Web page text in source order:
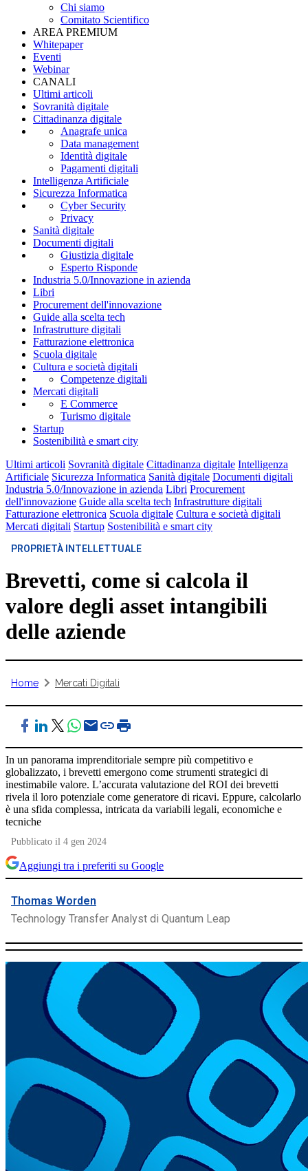
Chi siamo
Comitato Scientifico
AREA PREMIUM
Whitepaper
Eventi
Webinar
CANALI
Ultimi articoli
Sovranità digitale
Cittadinanza digitale
Anagrafe unica
Data management
Identità digitale
Pagamenti digitali
Intelligenza Artificiale
Sicurezza Informatica
Cyber Security
Privacy
Sanità digitale
Documenti digitali
Giustizia digitale
Esperto Risponde
Industria 5.0/Innovazione in azienda
Libri
Procurement dell'innovazione
Guide alla scelta tech
Infrastrutture digitali
Fatturazione elettronica
Scuola digitale
Cultura e società digitali
Competenze digitali
Mercati digitali
E Commerce
Turismo digitale
Startup
Sostenibilità e smart city
Ultimi articoli Sovranità digitale Cittadinanza digitale Intelligenza
Artificiale Sicurezza Informatica Sanità digitale Documenti digitali
Industria 5.0/Innovazione in azienda Libri Procurement
dell'innovazione Guide alla scelta tech Infrastrutture digitali
Fatturazione elettronica Scuola digitale Cultura e società digitali
Mercati digitali Startup Sostenibilità e smart city
PROPRIETÀ INTELLETTUALE
Brevetti, come si calcola il
valore degli asset intangibili
delle aziende
Home Mercati Digitali
In un panorama imprenditoriale sempre più competitivo e
globalizzato, i brevetti emergono come strumenti strategici di
inestimabile valore. L’accurata valutazione del ROI dei brevetti
rivela il loro potenziale come generatore di ricavi. Eppure, calcolarlo
è una sfida complessa, intricata da variabili legali, economiche e
tecniche
Pubblicato il 4 gen 2024
Aggiungi tra i preferiti su Google
Thomas Worden
Technology Transfer Analyst di Quantum Leap